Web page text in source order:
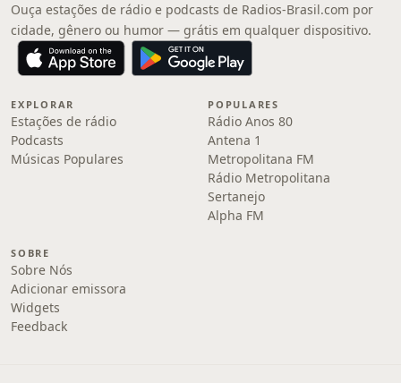
Ouça estações de rádio e podcasts de Radios-Brasil.com por
cidade, gênero ou humor — grátis em qualquer dispositivo.
EXPLORAR
Estações de rádio
Podcasts
Músicas Populares
POPULARES
Rádio Anos 80
Antena 1
Metropolitana FM
Rádio Metropolitana
Sertanejo
Alpha FM
SOBRE
Sobre Nós
Adicionar emissora
Widgets
Feedback